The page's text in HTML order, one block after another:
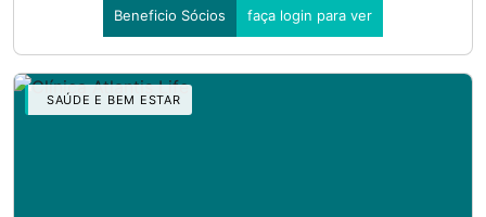
Beneficio Sócios faça login para ver
SAÚDE E BEM ESTAR